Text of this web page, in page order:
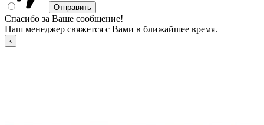
Спасибо за Ваше сообщение!
Наш менеджер свяжется с Вами в ближайшее время.